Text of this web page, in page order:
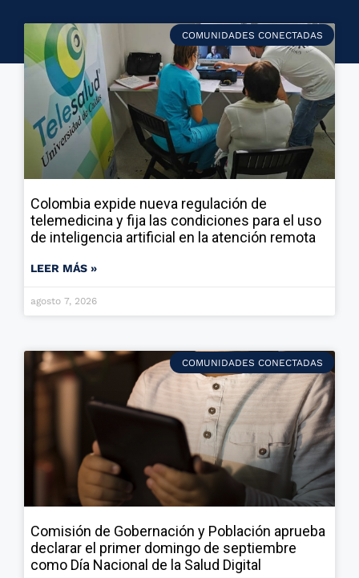
COMUNIDADES CONECTADAS
Colombia expide nueva regulación de
telemedicina y fija las condiciones para el uso
de inteligencia artificial en la atención remota
LEER MÁS »
agosto 7, 2026
COMUNIDADES CONECTADAS
Comisión de Gobernación y Población aprueba
declarar el primer domingo de septiembre
como Día Nacional de la Salud Digital